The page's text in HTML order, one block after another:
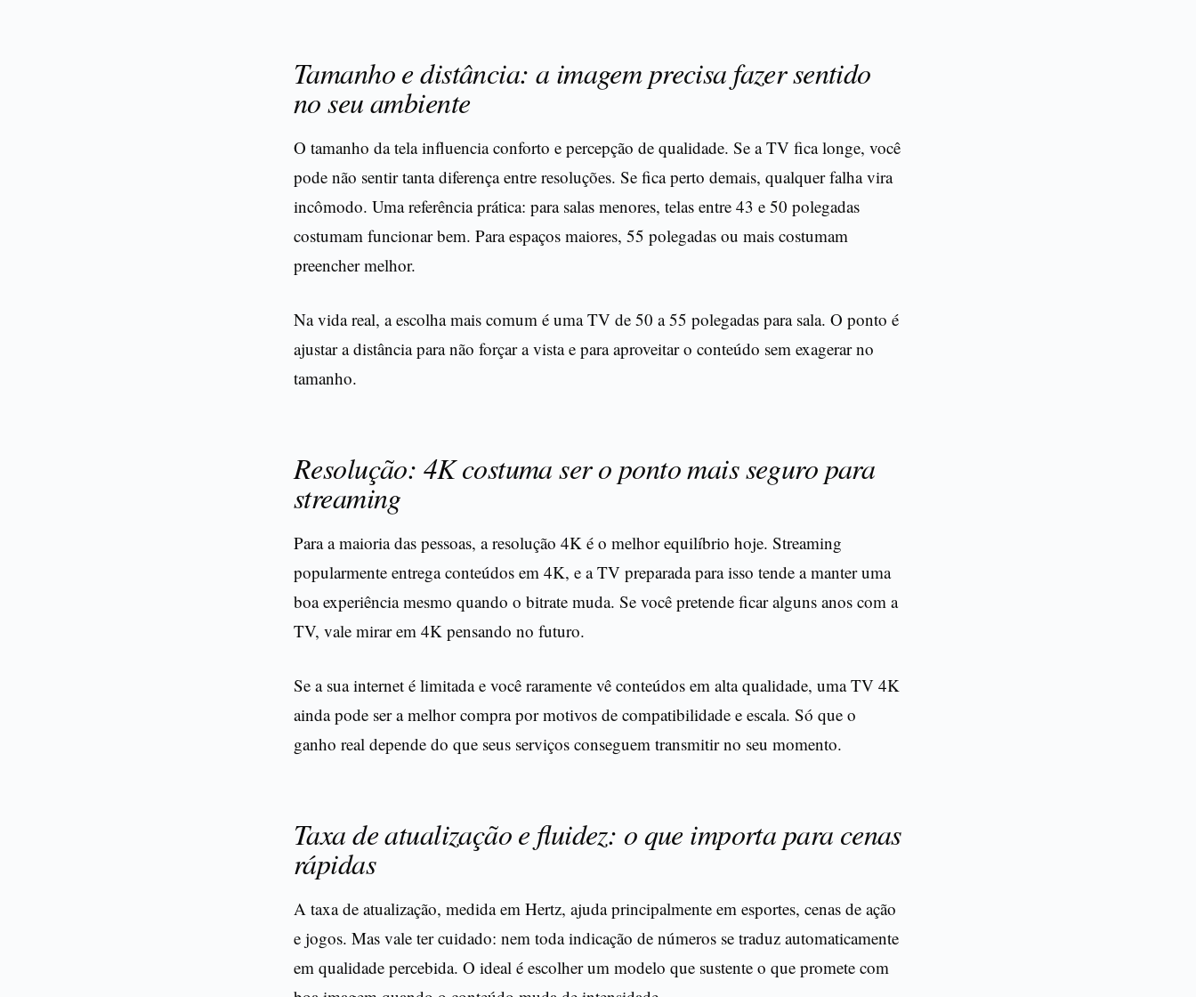
Tamanho e distância: a imagem precisa fazer sentido
no seu ambiente
O tamanho da tela influencia conforto e percepção de qualidade. Se a TV fica longe, você
pode não sentir tanta diferença entre resoluções. Se fica perto demais, qualquer falha vira
incômodo. Uma referência prática: para salas menores, telas entre 43 e 50 polegadas
costumam funcionar bem. Para espaços maiores, 55 polegadas ou mais costumam
preencher melhor.
Na vida real, a escolha mais comum é uma TV de 50 a 55 polegadas para sala. O ponto é
ajustar a distância para não forçar a vista e para aproveitar o conteúdo sem exagerar no
tamanho.
Resolução: 4K costuma ser o ponto mais seguro para
streaming
Para a maioria das pessoas, a resolução 4K é o melhor equilíbrio hoje. Streaming
popularmente entrega conteúdos em 4K, e a TV preparada para isso tende a manter uma
boa experiência mesmo quando o bitrate muda. Se você pretende ficar alguns anos com a
TV, vale mirar em 4K pensando no futuro.
Se a sua internet é limitada e você raramente vê conteúdos em alta qualidade, uma TV 4K
ainda pode ser a melhor compra por motivos de compatibilidade e escala. Só que o
ganho real depende do que seus serviços conseguem transmitir no seu momento.
Taxa de atualização e fluidez: o que importa para cenas
rápidas
A taxa de atualização, medida em Hertz, ajuda principalmente em esportes, cenas de ação
e jogos. Mas vale ter cuidado: nem toda indicação de números se traduz automaticamente
em qualidade percebida. O ideal é escolher um modelo que sustente o que promete com